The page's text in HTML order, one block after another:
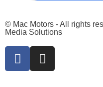
© Mac Motors - All rights
Media Solutions